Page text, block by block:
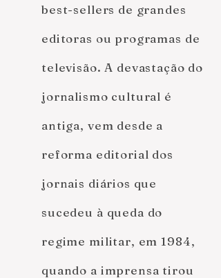
best-sellers de grandes
editoras ou programas de
televisão. A devastação do
jornalismo cultural é
antiga, vem desde a
reforma editorial dos
jornais diários que
sucedeu à queda do
regime militar, em 1984,
quando a imprensa tirou